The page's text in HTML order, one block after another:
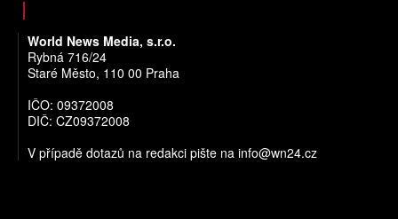
World News Media, s.r.o.
Rybná 716/24
Staré Město, 110 00 Praha
IČO: 09372008
DIČ: CZ09372008
V případě dotazů na redakci pište na info@wn24.cz